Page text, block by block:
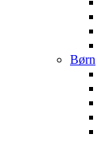
Børn